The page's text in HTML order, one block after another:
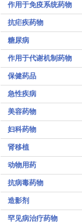
作用于免疫系统药物
抗疟疾药物
糖尿病
作用于代谢机制药物
保健药品
急性疾病
美容药物
妇科药物
肾移植
动物用药
抗病毒药物
造影剂
罕见病治疗药物